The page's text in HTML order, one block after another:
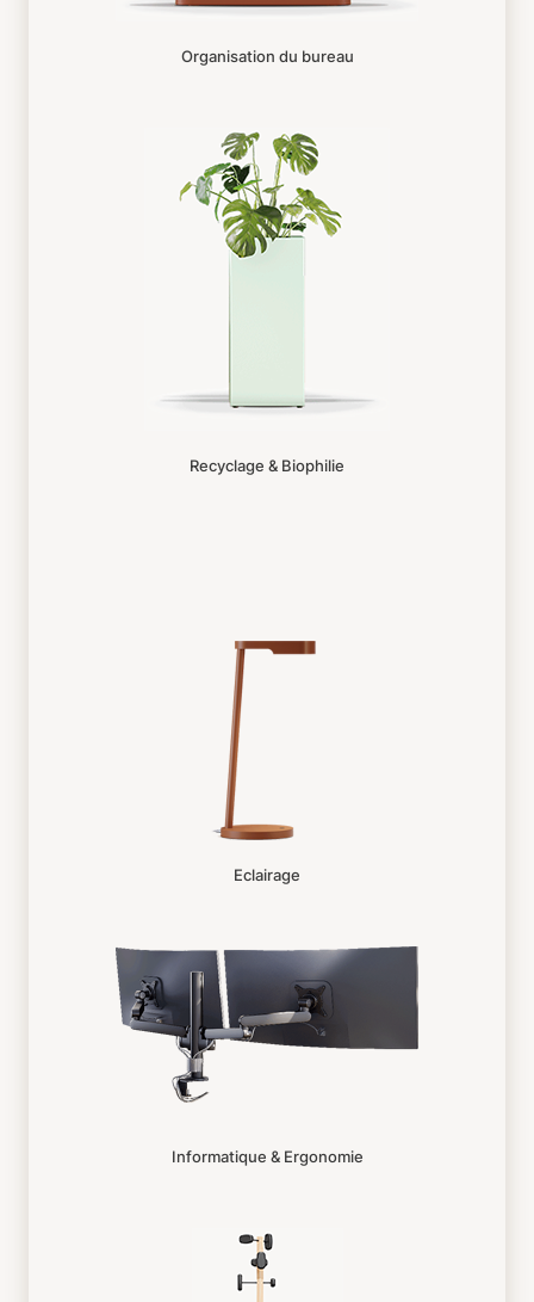
Organisation du bureau
Recyclage & Biophilie
Eclairage
Informatique & Ergonomie